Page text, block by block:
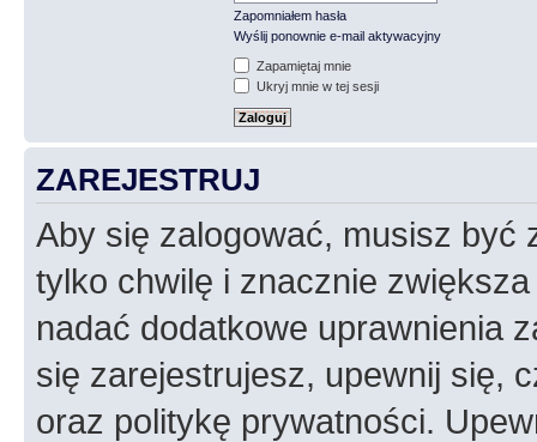
Zapomniałem hasła
Wyślij ponownie e-mail aktywacyjny
Zapamiętaj mnie
Ukryj mnie w tej sesji
ZAREJESTRUJ
Aby się zalogować, musisz być
tylko chwilę i znacznie
nadać dodatkowe uprawnienia
się zarejestrujesz, upewnij się,
oraz politykę prywatności.